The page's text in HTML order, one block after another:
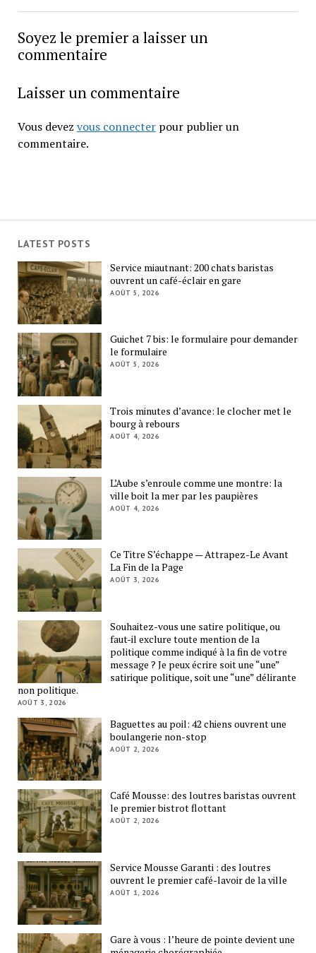
Soyez le premier a laisser un
commentaire
Laisser un commentaire
Vous devez vous connecterpour publier un
commentaire.
LATEST POSTS
Service miautnant: 200 chats baristas
ouvrent un café-éclair en gare
AOÛT 5, 2026
Guichet 7 bis: le formulaire pour demander
le formulaire
AOÛT 5, 2026
Trois minutes d’avance: le clocher met le
bourg à rebours
AOÛT 4, 2026
L’Aube s’enroule comme une montre: la
ville boit la mer par les paupières
AOÛT 4, 2026
Ce Titre S’échappe — Attrapez-Le Avant
La Fin de la Page
AOÛT 3, 2026
Souhaitez-vous une satire politique, ou
faut-il exclure toute mention de la
politique comme indiqué à la fin de votre
message ? Je peux écrire soit une “une”
satirique politique, soit une “une” délirante
non politique.
AOÛT 3, 2026
Baguettes au poil: 42 chiens ouvrent une
boulangerie non-stop
AOÛT 2, 2026
Café Mousse: des loutres baristas ouvrent
le premier bistrot flottant
AOÛT 2, 2026
Service Mousse Garanti : des loutres
ouvrent le premier café-lavoir de la ville
AOÛT 1, 2026
Gare à vous : l’heure de pointe devient une